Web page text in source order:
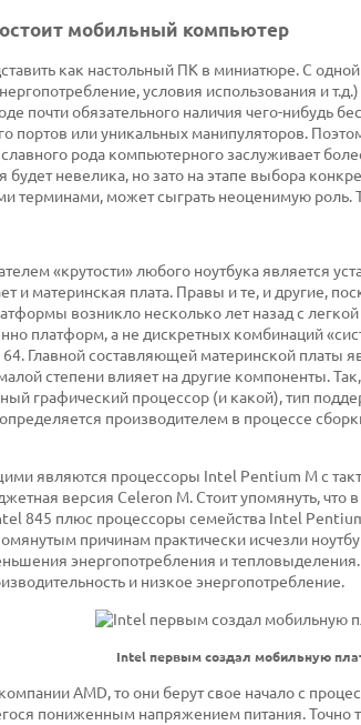
мобильный компьютер
как настольный ПК в миниатюре. С
условия использования и
почти обязательного наличия чего-нибудь
портов или уникальных манипуляторов.
рода компьютерного заслуживает
будет невелика, но зато на этапе выбора
терминами, может сыграть неоценимую роль.
«крутости» любого ноутбука является
и материнская плата. Правы и те, и другие,
возникло несколько лет назад с
платформ, а не дискретных комбинаций
Главной составляющей материнской платы
степени влияет на другие компоненты.
графический процессор (и какой), тип
производителем в процессе
являются процессоры Intel Pentium M с
версия Celeron M. Стоит упомянуть, что
845 плюс процессоры семейства Intel
причинам практически исчезли
энергопотребления и
и низкое энергопотребление.
Intel первым создал мобильную
AMD, то они берут свое начало с
пониженным напряжением питания. Точно